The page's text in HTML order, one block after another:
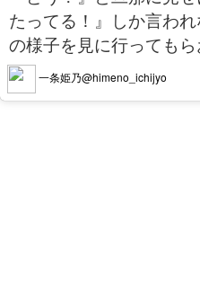
たってる！』しか言わ
の様子を見に行ってもら
一条姫乃@himeno_ichijyo